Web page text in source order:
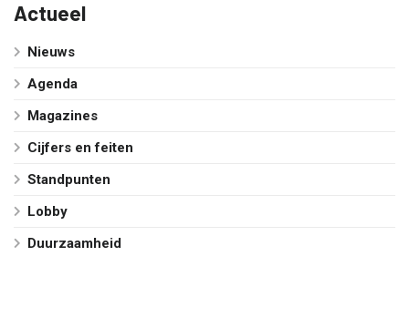
Actueel
Nieuws
Agenda
Magazines
Cijfers en feiten
Standpunten
Lobby
Duurzaamheid